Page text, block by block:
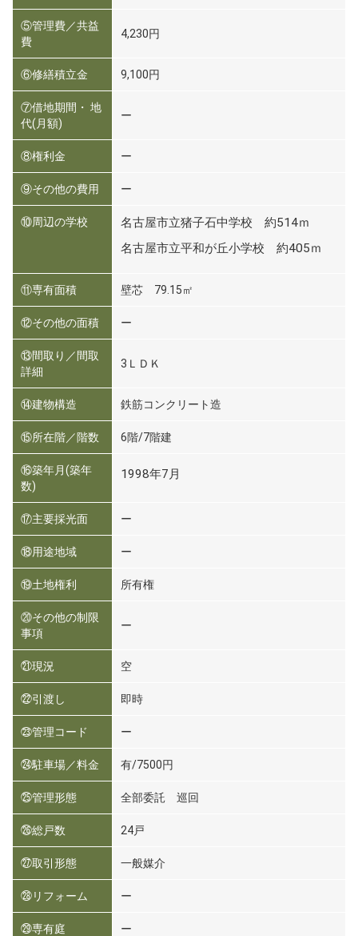
⑤管理費／共益
費
4,230円
⑥修繕積立金 9,100円
⑦借地期間・ 地
代(月額)
ー
⑧権利金 ー
⑨その他の費用 ー
⑩周辺の学校
名古屋市立猪子石中学校 約514ｍ
名古屋市立平和が丘小学校 約405ｍ
⑪専有面積 壁芯 79.15㎡
⑫その他の面積 ー
⑬間取り／間取
詳細
3ＬＤＫ
⑭建物構造 鉄筋コンクリート造
⑮所在階／階数 6階/7階建
⑯築年月(築年
数)
1998年7月
⑰主要採光面 ー
⑱用途地域 ー
⑲土地権利 所有権
⑳その他の制限
事項
ー
㉑現況 空
㉒引渡し 即時
㉓管理コード ー
㉔駐車場／料金 有/7500円
㉕管理形態 全部委託 巡回
㉖総戸数 24戸
㉗取引形態 一般媒介
㉘リフォーム ー
㉙専有庭 ー